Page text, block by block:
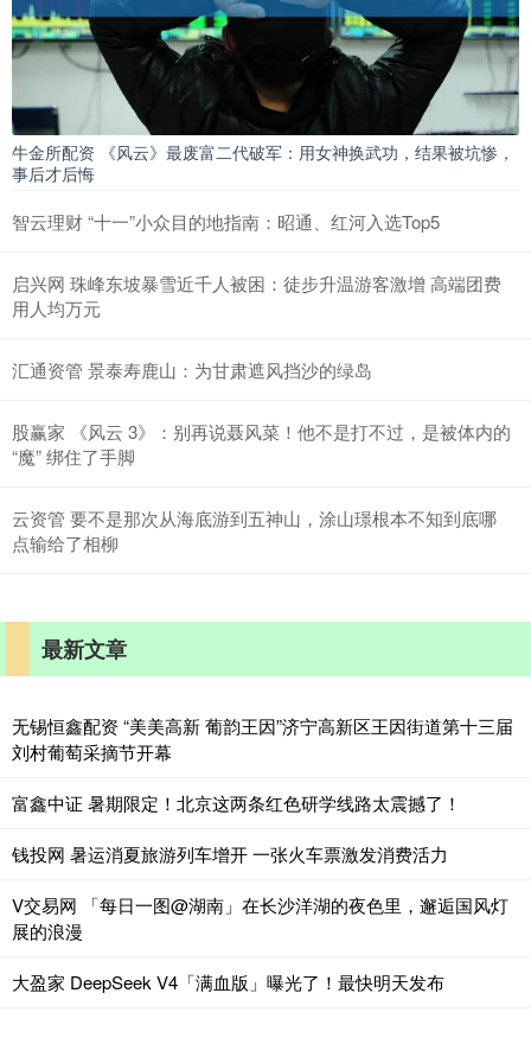
牛金所配资 《风云》最废富二代破军：用女神换武功，结果被坑惨，
事后才后悔
智云理财 “十一”小众目的地指南：昭通、红河入选Top5
启兴网 珠峰东坡暴雪近千人被困：徒步升温游客激增 高端团费
用人均万元
汇通资管 景泰寿鹿山：为甘肃遮风挡沙的绿岛
股赢家 《风云 3》：别再说聂风菜！他不是打不过，是被体内的
“魔” 绑住了手脚
云资管 要不是那次从海底游到五神山，涂山璟根本不知到底哪
点输给了相柳
最新文章
无锡恒鑫配资 “美美高新 葡韵王因”济宁高新区王因街道第十三届
刘村葡萄采摘节开幕
富鑫中证 暑期限定！北京这两条红色研学线路太震撼了！
钱投网 暑运消夏旅游列车增开 一张火车票激发消费活力
V交易网 「每日一图@湖南」在长沙洋湖的夜色里，邂逅国风灯
展的浪漫
大盈家 DeepSeek V4「满血版」曝光了！最快明天发布